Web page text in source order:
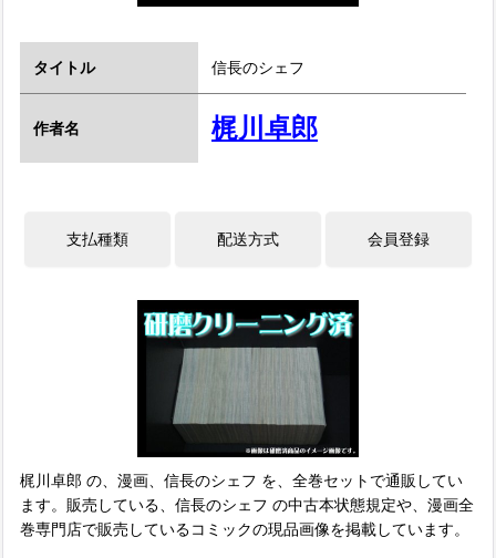
タイトル 信長のシェフ
作者名 梶川卓郎
梶川卓郎 の、漫画、信長のシェフ を、全巻セットで通販してい
ます。販売している、信長のシェフ の中古本状態規定や、漫画全
巻専門店で販売しているコミックの現品画像を掲載しています。